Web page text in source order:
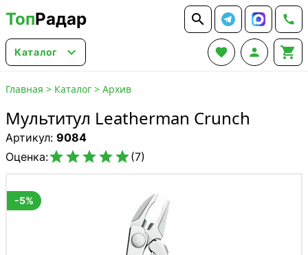
ТопРадар  
Каталог    
Главная > Каталог > Архив
Мультитул Leatherman Crunch
Артикул: 9084
Оценка:(7)
-5%